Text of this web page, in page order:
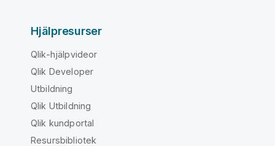
Hjälpresurser
Qlik-hjälpvideor
Qlik Developer
Utbildning
Qlik Utbildning
Qlik kundportal
Resursbibliotek